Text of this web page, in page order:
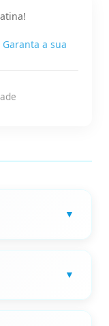
a sua